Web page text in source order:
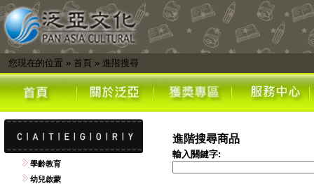
您現在的位置 » 首頁 » 進階搜尋
學齡教育
幼兒啟蒙
進階搜尋商品
輸入關鍵字: